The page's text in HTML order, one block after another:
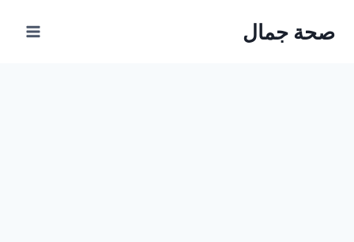
صحة جمال